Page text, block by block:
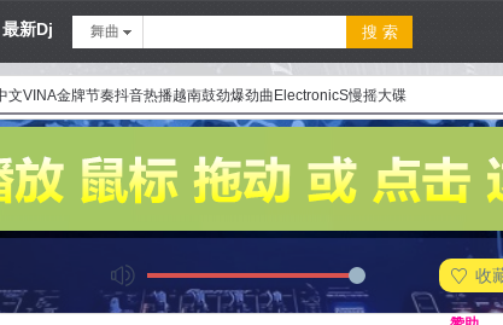
最新Dj 舞曲
文VINA金牌节奏抖音热播越南鼓劲爆劲曲ElectronicS慢摇大碟
收